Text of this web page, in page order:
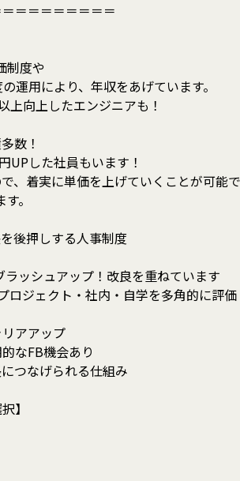
＝＝＝＝＝＝＝＝
制度や
運用により、年収をあげています。
上向上したエンジニアも！
数！
UPした社員もいます！
、着実に単価を上げていくことが可能で
。
後押しする人事制度
ッシュアップ！改良を重ねています
ロジェクト・社内・自学を多角的に評価
アアップ
なFB機会あり
つなげられる仕組み
】